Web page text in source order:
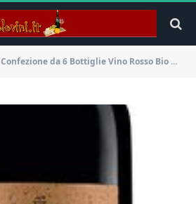
Confezione da 6 Bottiglie Vino Rosso Bio Vrucara Nero d’Avola Sicilia Igt Feudo Montoni -cz